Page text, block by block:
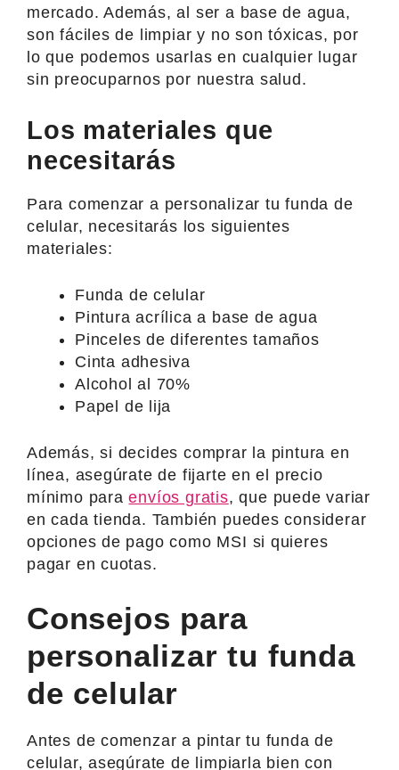
mercado. Además, al ser a base de agua,
son fáciles de limpiar y no son tóxicas, por
lo que podemos usarlas en cualquier lugar
sin preocuparnos por nuestra salud.
Los materiales que
necesitarás
Para comenzar a personalizar tu funda de
celular, necesitarás los siguientes
materiales:
Funda de celular
Pintura acrílica a base de agua
Pinceles de diferentes tamaños
Cinta adhesiva
Alcohol al 70%
Papel de lija
Además, si decides comprar la pintura en
línea, asegúrate de fijarte en el precio
mínimo paraenvíos gratis, que puede variar
en cada tienda. También puedes considerar
opciones de pago como MSI si quieres
pagar en cuotas.
Consejos para
personalizar tu funda
de celular
Antes de comenzar a pintar tu funda de
celular, asegúrate de limpiarla bien con